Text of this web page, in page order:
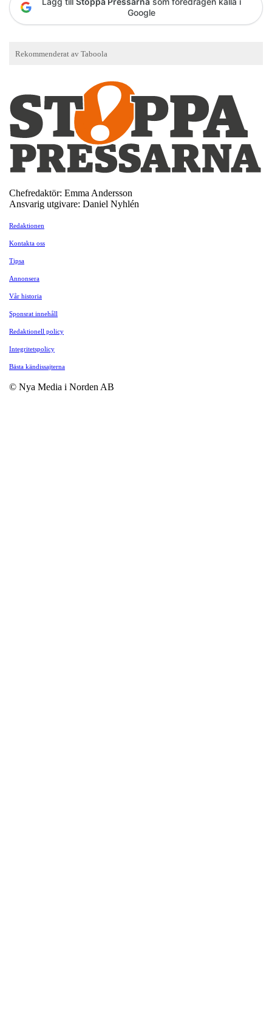
Google
Chefredaktör: Emma Andersson
Ansvarig utgivare: Daniel Nyhlén
Redaktionen
Kontakta oss
Tipsa
Annonsera
Vår historia
Sponsrat innehåll
Redaktionell policy
Integritetspolicy
Bästa kändissajterna
© Nya Media i Norden AB